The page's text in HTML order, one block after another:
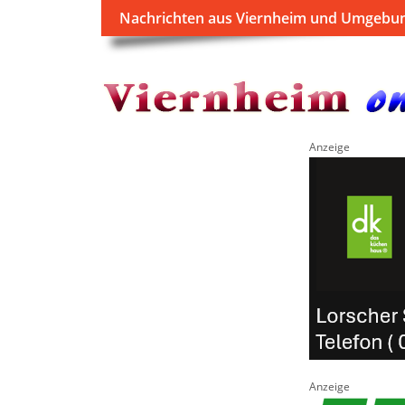
Nachrichten aus Viernheim und
Anzeige
Anzeige